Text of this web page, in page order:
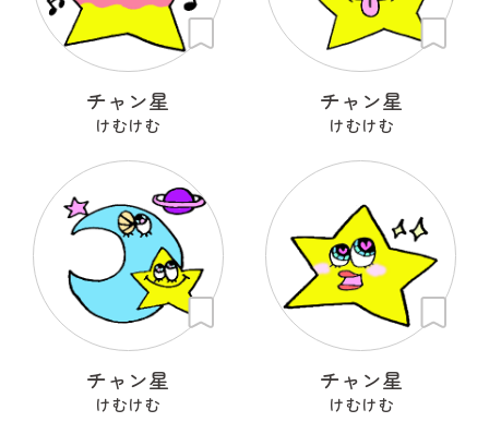
チャン星
けむけむ
チャン星
けむけむ
チャン星
けむけむ
チャン星
けむけむ